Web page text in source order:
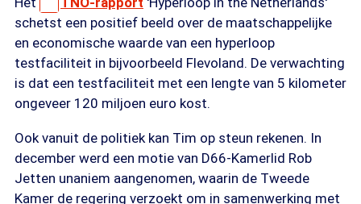
schetst een positief beeld over de maatschappelijke
en economische waarde van een hyperloop
testfaciliteit in bijvoorbeeld Flevoland. De verwachting
is dat een testfaciliteit met een lengte van 5 kilometer
ongeveer 120 miljoen euro kost.
Ook vanuit de politiek kan Tim op steun rekenen. In
december werd een motie van D66-Kamerlid Rob
Jetten unaniem aangenomen, waarin de Tweede
Kamer de regering verzoekt om in samenwerking met